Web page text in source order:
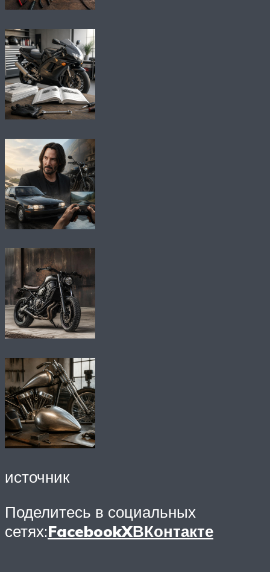
источник
Поделитесь в социальных
сетях:FacebookXВКонтакте